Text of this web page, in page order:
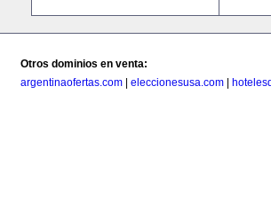
Otros dominios en venta:
argentinaofertas.com
eleccionesusa.com